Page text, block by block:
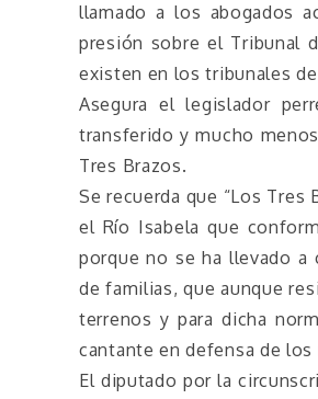
llamado a los abogados
presión sobre el Tribunal
existen en los tribunales
Asegura el legislador
transferido y mucho
Tres Brazos.
Se recuerda que “Los
el Río Isabela que
porque no se ha llevado a
de familias, que aunque
terrenos y para dicha
cantante en defensa de
El diputado por la